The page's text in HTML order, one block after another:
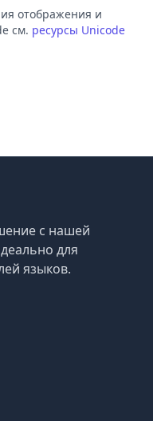
отображения и
см. ресурсы Unicode
с нашей
для
языков.